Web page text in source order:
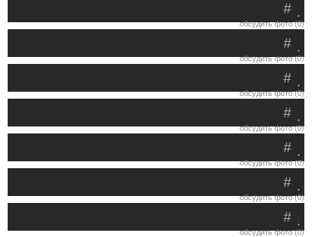
.
#
обсудить фото (0)
.
#
обсудить фото (0)
.
#
обсудить фото (0)
.
#
обсудить фото (0)
.
#
обсудить фото (0)
.
#
обсудить фото (0)
.
#
обсудить фото (0)